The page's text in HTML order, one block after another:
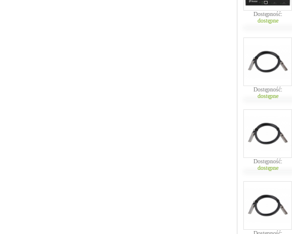
Dostępność:
dostępne
Dostępność:
dostępne
Dostępność:
dostępne